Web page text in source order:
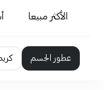
الأكثر مبيعا
عطور الجسم